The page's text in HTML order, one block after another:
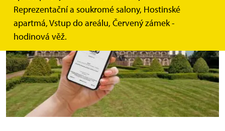
Reprezentační a soukromé salony, Hostinské
apartmá, Vstup do areálu, Červený zámek -
hodinová věž.